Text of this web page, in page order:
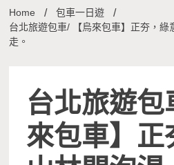
Home
包車一日遊
台北旅遊包車/ 【烏來包車】正夯，
走。
台北旅遊
來包車】